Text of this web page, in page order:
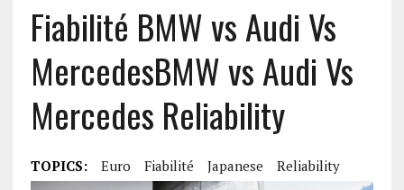
Fiabilité BMW vs Audi Vs
MercedesBMW vs Audi Vs
Mercedes Reliability
TOPICS: Euro Fiabilité Japanese Reliability